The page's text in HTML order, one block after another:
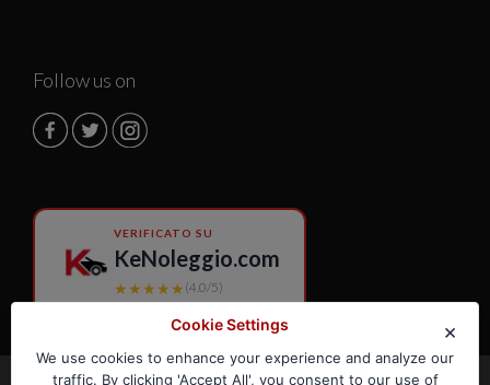
Follow us on
VERIFICATO SU
KeNoleggio.com
★★★★★ (4.0/5)
Cookie Settings ×
We use cookies to enhance your experience and analyze our
traffic. By clicking 'Accept All', you consent to our use of